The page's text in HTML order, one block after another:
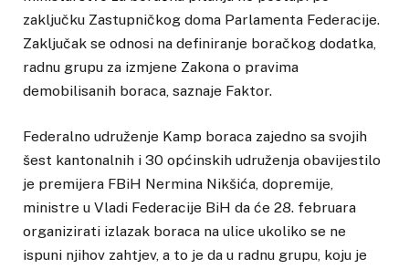
zaključku Zastupničkog doma Parlamenta Federacije.
Zaključak se odnosi na definiranje boračkog dodatka,
radnu grupu za izmjene Zakona o pravima
demobilisanih boraca, saznaje Faktor.
Federalno udruženje Kamp boraca zajedno sa svojih
šest kantonalnih i 30 općinskih udruženja obavijestilo
je premijera FBiH Nermina Nikšića, dopremije,
ministre u Vladi Federacije BiH da će 28. februara
organizirati izlazak boraca na ulice ukoliko se ne
ispuni njihov zahtjev, a to je da u radnu grupu, koju je